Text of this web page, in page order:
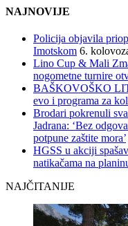
NAJNOVIJE
Policija objavila
Imotskom 6.
Lino Cup & Mali
nogometne turnire
BAŠKOVOŠKO
evo i programa za
Brodari pokrenuli
Jadrana: ‘Bez
potpune zaštite mora’
HGSS u akciji
natikačama na
NAJČITANIJE